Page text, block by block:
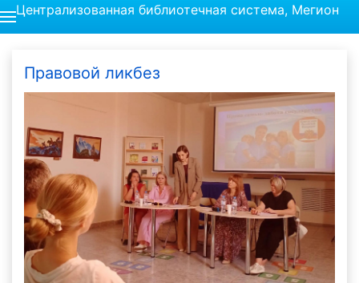
Централизованная библиотечная система, Мегион
Правовой ликбез